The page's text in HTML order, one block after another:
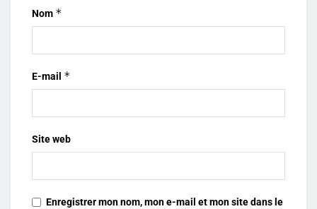
Nom *
E-mail *
Site web
Enregistrer mon nom, mon e-mail et mon site dans le